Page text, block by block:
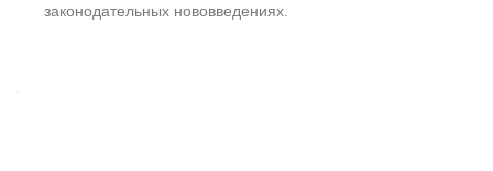
законодательных нововведениях.